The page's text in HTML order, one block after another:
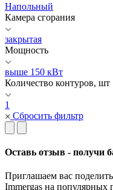
Напольный
Камера сгорания
закрытая
Мощность
выше 150 кВт
Количество контуров, шт
1
Сбросить фильтр
Оставь отзыв - получи
Приглашаем вас
Immergas на